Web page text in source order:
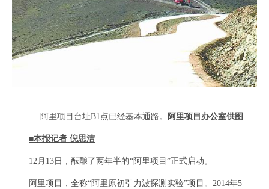
阿里项目台址B1点已经基本通路。 阿里项目办公室供图
■本报记者 倪思洁
12月13日，酝酿了两年半的“阿里项目”正式启动。
阿里项目，全称“阿里原初引力波探测实验”项目。2014年5